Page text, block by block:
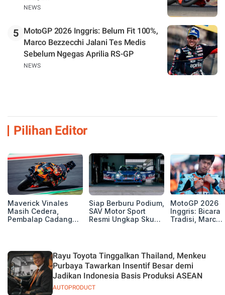
NEWS
5
MotoGP 2026 Inggris: Belum Fit 100%,
Marco Bezzecchi Jalani Tes Medis
Sebelum Ngegas Aprilia RS-GP
NEWS
Pilihan Editor
Maverick Vinales
Masih Cedera,
Pembalap Cadangan
Siap Berburu Podium,
SAV Motor Sport
Resmi Ungkap Skuad
MotoGP 2026
Inggris: Bicara
Tradisi, Marc
AUTOPRODUCT
Rayu Toyota Tinggalkan Thailand, Menkeu
Purbaya Tawarkan Insentif Besar demi
Jadikan Indonesia Basis Produksi ASEAN